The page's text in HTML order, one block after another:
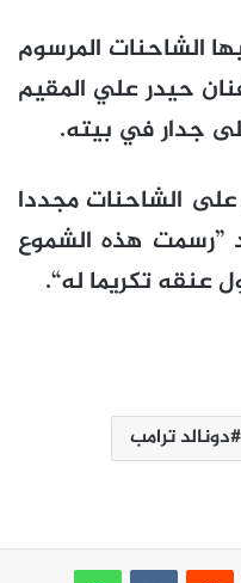
الشاحنات المرسوم
حيدر علي المقيم
جدار في بيته.
الشاحنات مجددا
”رسمت هذه الشموع
عنقه تكريما له“.
دونالد ترامب
واتساب